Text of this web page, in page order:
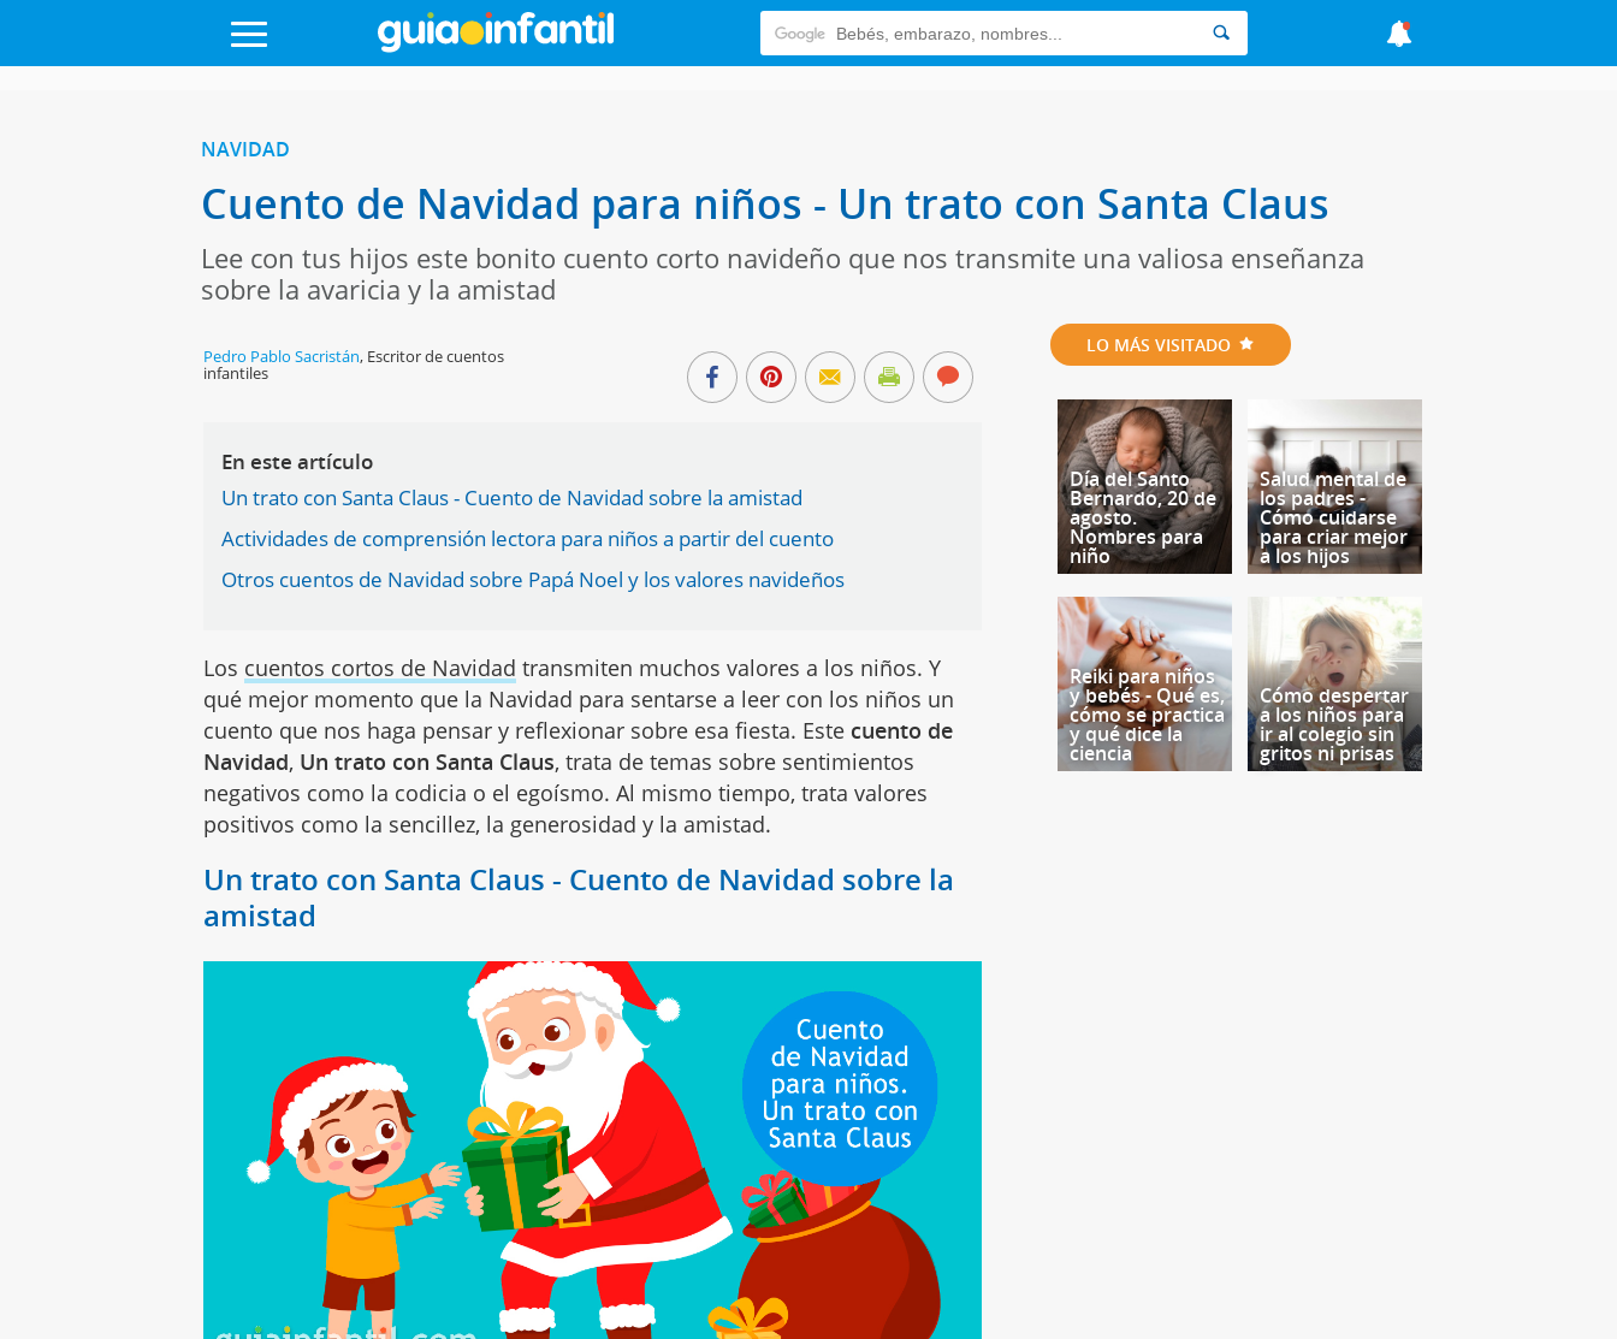
NAVIDAD
Cuento de Navidad para niños - Un trato con Santa Claus
Lee con tus hijos este bonito cuento corto navideño que nos transmite una valiosa enseñanza
sobre la avaricia y la amistad
Pedro Pablo Sacristán, Escritor de cuentos
infantiles
En este artículo
Un trato con Santa Claus - Cuento de Navidad sobre la amistad
Actividades de comprensión lectora para niños a partir del cuento
Otros cuentos de Navidad sobre Papá Noel y los valores navideños
Los cuentos cortos de Navidad transmiten muchos valores a los niños. Y
qué mejor momento que la Navidad para sentarse a leer con los niños un
cuento que nos haga pensar y reflexionar sobre esa fiesta. Este cuento de
Navidad, Un trato con Santa Claus, trata de temas sobre sentimientos
negativos como la codicia o el egoísmo. Al mismo tiempo, trata valores
positivos como la sencillez, la generosidad y la amistad.
Un trato con Santa Claus - Cuento de Navidad sobre la
amistad
LO MÁS VISITADO
Día del Santo
Bernardo, 20 de
agosto.
Nombres para
niño
Salud mental de
los padres -
Cómo cuidarse
para criar mejor
a los hijos
Reiki para niños
y bebés - Qué es,
cómo se practica
y qué dice la
ciencia
Cómo despertar
a los niños para
ir al colegio sin
gritos ni prisas